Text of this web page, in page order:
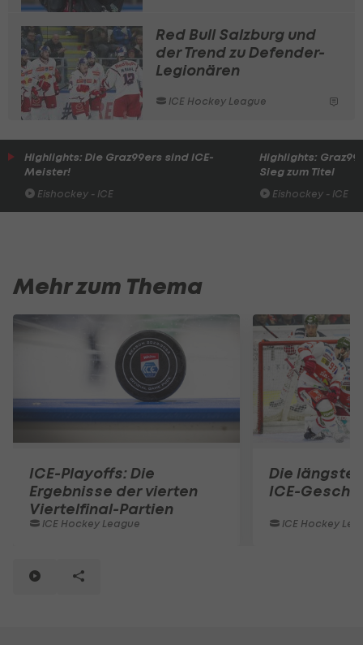
Red Bull Salzburg und
der Trend zu Defender-
Legionären
ICE Hockey League
Highlights: Die Graz99ers sind ICE-
Meister!
Eishockey - ICE
Highlights:
Sieg zum Titel
Eishockey - ICE
Mehr zum Thema
ICE-Playoffs: Die
Ergebnisse der vierten
Viertelfinal-Partien
ICE Hockey League
Die
ICE-
ICE Hockey